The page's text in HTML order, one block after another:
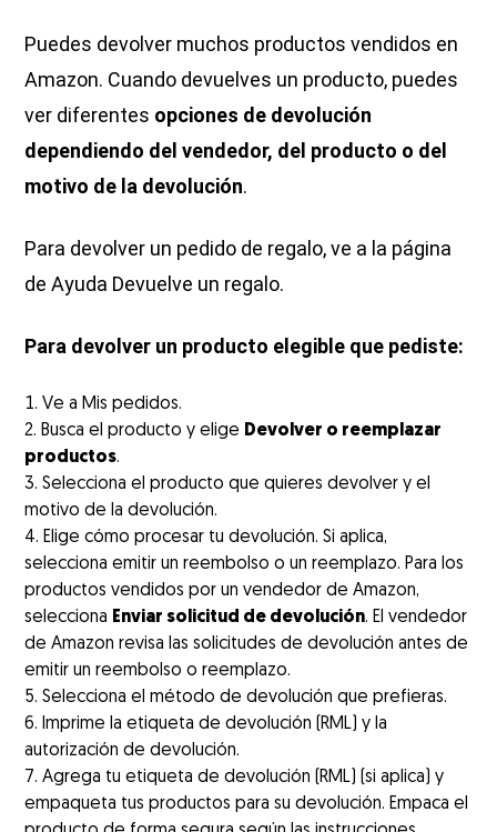
Puedes devolver muchos productos vendidos en
Amazon. Cuando devuelves un producto, puedes
ver diferentes opciones de devolución
dependiendo del vendedor, del producto o del
motivo de la devolución.
Para devolver un pedido de regalo, ve a la página
de Ayuda Devuelve un regalo.
Para devolver un producto elegible que pediste:
Ve a Mis pedidos.
Busca el producto y elige Devolver o reemplazar
productos.
Selecciona el producto que quieres devolver y el
motivo de la devolución.
Elige cómo procesar tu devolución. Si aplica,
selecciona emitir un reembolso o un reemplazo. Para los
productos vendidos por un vendedor de Amazon,
selecciona Enviar solicitud de devolución. El vendedor
de Amazon revisa las solicitudes de devolución antes de
emitir un reembolso o reemplazo.
Selecciona el método de devolución que prefieras.
Imprime la etiqueta de devolución (RML) y la
autorización de devolución.
Agrega tu etiqueta de devolución (RML) (si aplica) y
empaqueta tus productos para su devolución. Empaca el